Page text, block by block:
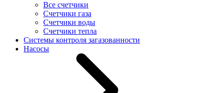
Все счетчики
Счетчики газа
Счетчики воды
Счетчики тепла
Системы контроля загазованности
Насосы